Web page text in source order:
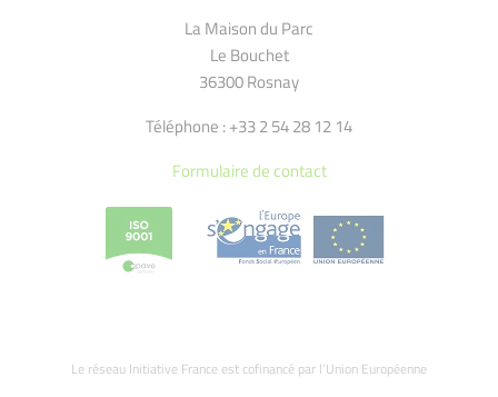
La Maison du Parc
Le Bouchet
36300 Rosnay
Téléphone : +33 2 54 28 12 14
Formulaire de contact
Le réseau Initiative France est cofinancé par l’Union Européenne